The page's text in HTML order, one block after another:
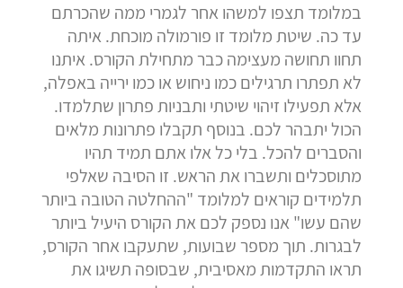
במלומד תצפו למשהו אחר לגמרי ממה שהכרתם
עד כה. שיטת מלומד זו פורמולה מוכחת. איתה
תחוו תחושה מעצימה כבר מתחילת הקורס. איתנו
לא תפתרו תרגילים כמו ניחוש או כמו ירייה באפלה,
אלא תפעילו זיהוי שיטתי ותבניות פתרון שתלמדו.
הכול יתבהר לכם. בנוסף תקבלו פתרונות מלאים
והסברים להכל. בלי כל אלו אתם תמיד תהיו
מתוסכלים ותשברו את הראש. זו הסיבה שאלפי
תלמידים קוראים למלומד "ההחלטה הטובה ביותר
שהם עשו" אנו נספק לכם את הקורס היעיל ביותר
לבגרות. תוך מספר שבועות, שתעקבו אחר הקורס,
תראו התקדמות מאסיבית, שבסופה תשיגו את